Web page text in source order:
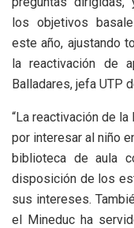
los objetivos
este año, ajustando
la reactivación de
Balladares, jefa UTP
“La reactivación de
por interesar al niño
biblioteca de aula
disposición de los
sus intereses.
el Mineduc ha